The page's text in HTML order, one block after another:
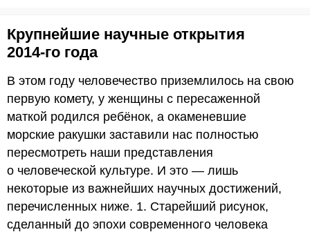
Крупнейшие научные открытия
2014-го года
В этом году человечество приземлилось на свою
первую комету, у женщины с пересаженной
маткой родился ребёнок, а окаменевшие
морские ракушки заставили нас полностью
пересмотреть наши представления
о человеческой культуре. И это — лишь
некоторые из важнейших научных достижений,
перечисленных ниже. 1. Старейший рисунок,
сделанный до эпохи современного человека